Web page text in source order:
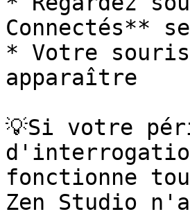
Connectés**
* Votre
apparaître
💡Si votre
fonctionne
Zen Studio